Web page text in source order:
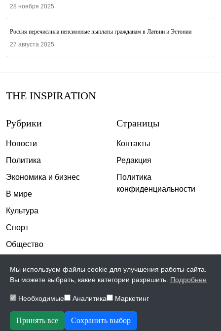
28 ноября 2025
Россия перечислила пенсионные выплаты гражданам в Латвии и Эстонии
27 августа 2025
THE INSPIRATION
Рубрики
Новости
Политика
Экономика и бизнес
В мире
Культура
Спорт
Общество
Скандалы
Страницы
Контакты
Редакция
Политика
конфиденциальности
© 2026, The Inspiration | Все права защищены
Мы используем файлы cookie для улучшения работы сайта.
Вы можете выбрать, какие категории разрешить. Подробнее
Необходимые Аналитика Маркетинг
Принять все Сохранить выбор